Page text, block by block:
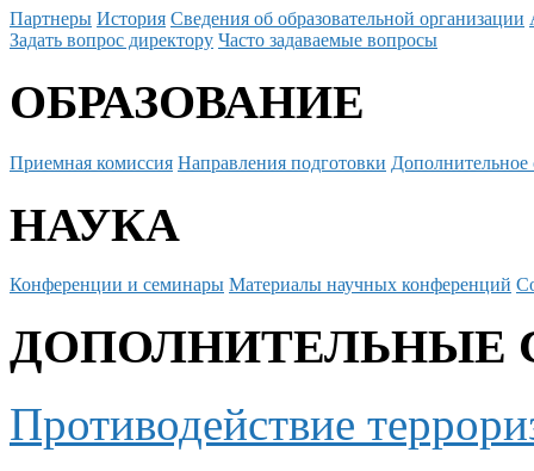
Партнеры История Сведения об образовательной организации
Задать вопрос директору Часто задаваемые вопросы
ОБРАЗОВАНИЕ
Приемная комиссия Направления подготовки Дополнительное
НАУКА
Конференции и семинары Материалы научных конференций
ДОПОЛНИТЕЛЬНЫЕ
Противодействие